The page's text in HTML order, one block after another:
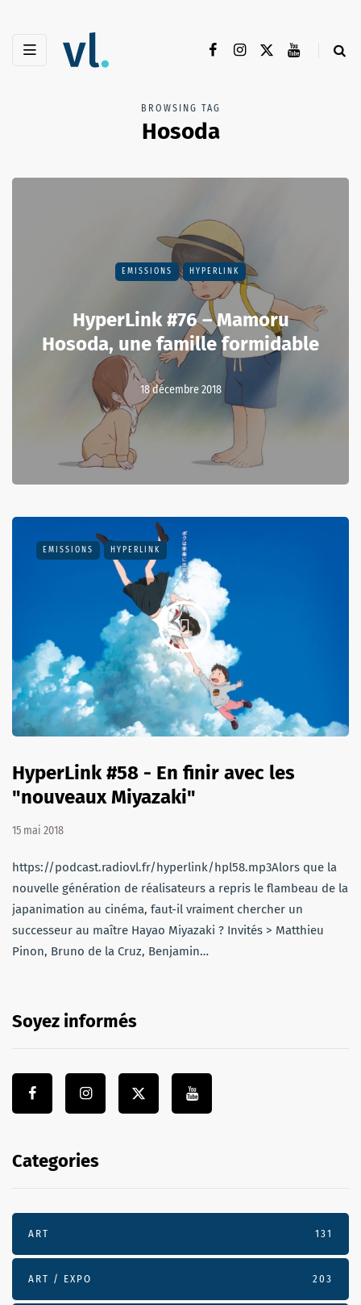
BROWSING TAG
Hosoda
EMISSIONS HYPERLINK
HyperLink #76 – Mamoru
Hosoda, une famille formidable
18 décembre 2018
EMISSIONS HYPERLINK
HyperLink #58 - En finir avec les
"nouveaux Miyazaki"
15 mai 2018
https://podcast.radiovl.fr/hyperlink/hpl58.mp3Alors que la
nouvelle génération de réalisateurs a repris le flambeau de la
japanimation au cinéma, faut-il vraiment chercher un
successeur au maître Hayao Miyazaki ? Invités > Matthieu
Pinon, Bruno de la Cruz, Benjamin…
Soyez informés
Categories
ART 131
ART / EXPO 203